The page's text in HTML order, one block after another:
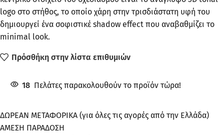
logo στο στήθος, το οποίο χάρη στην τρισδιάστατη υφή του
δημιουργεί ένα σοφιστικέ shadow effect που αναβαθμίζει το
minimal look.
Πρόσθήκη στην λίστα επιθυμιών
18 Πελάτες παρακολουθούν το προϊόν τώρα!
ΔΩΡΕΑΝ ΜΕΤΑΦΟΡΙΚΑ (για όλες τις αγορές από την Ελλάδα)
ΑΜΕΣΗ ΠΑΡΑΔΟΣΗ